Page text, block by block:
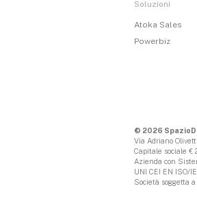
Soluzioni
Atoka Sales
Powerbiz
© 2026
Via Adriano
Capitale sociale €
Azienda con
UNI CEI EN ISO/
Società soggetta